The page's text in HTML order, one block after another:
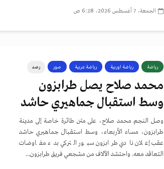
الجمعة، 7 أغسطس 2026، 6:28 ص
رياضة رياضة اوربية رياضة عربية صور رصد
محمد صلاح يصل طرابزون
وسط استقبال جماهيري حاشد
وصل النجم محمد صلاح، على متن طائرة خاصة إلى مدينة
طرابزون، مساء الأربعاء، وسط استقبال جماهيري حاشد
عقب إعلان نادي طرابزون سبور التركي بدء مفاوضات
التعاقد معه. واحتشد الآلاف من مشجعي فريق طرابزون...